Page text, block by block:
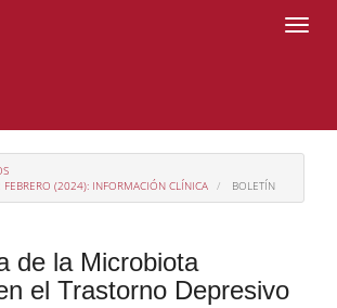
Toggle
(2024): INFORMACIÓN CLÍNICA
BOLETÍN
de la Microbiota
el Trastorno Depresivo